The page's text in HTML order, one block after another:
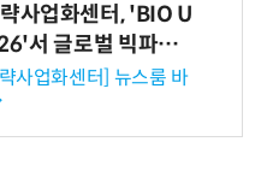
사업화센터, 'BIO U
서 글로벌 빅파마
즈니스 미팅 지원…K
해외 진출 교두보 확
사업화센터] 뉴스룸 바